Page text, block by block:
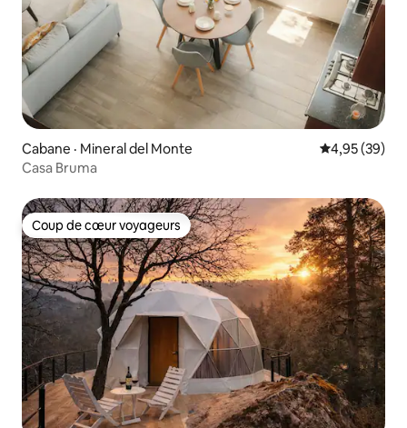
Cabane · Mineral del Monte Note
4,95 (39)
Casa Bruma
Coup de cœur voyageurs
Coup de cœur voyageurs